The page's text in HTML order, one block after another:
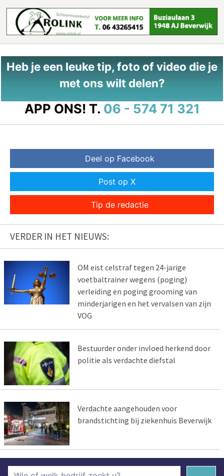
Heb je een leuke tip, foto of video die je
met ons wilt delen?
APP ONS! T. 06 - 574 71 321
Deel op Facebook
Post op X
Tip de redactie
VERDER IN HET NIEUWS:
OM eist celstraf tegen 24-jarige
voetbaltrainer wegens (poging)
verleiding en poging grooming van
minderjarigen en het vervalsen van zijn
VOG
Bestuurder onder invloed herkend door
politie als verdachte diefstal
Verdachte aangehouden voor
brandstichting bij ziekenhuis Beverwijk